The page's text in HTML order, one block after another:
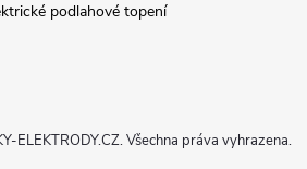
podlahové topení
ELEKTRODY.CZ. Všechna práva vyhrazena.